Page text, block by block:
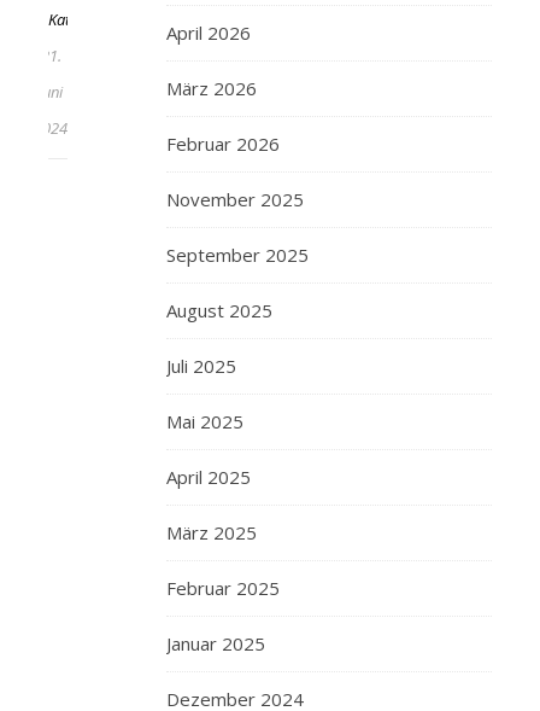
KathaFlauschi
21.
Juni
2024
April 2026
März 2026
Februar 2026
November 2025
September 2025
August 2025
Juli 2025
Mai 2025
April 2025
März 2025
Februar 2025
Januar 2025
Dezember 2024